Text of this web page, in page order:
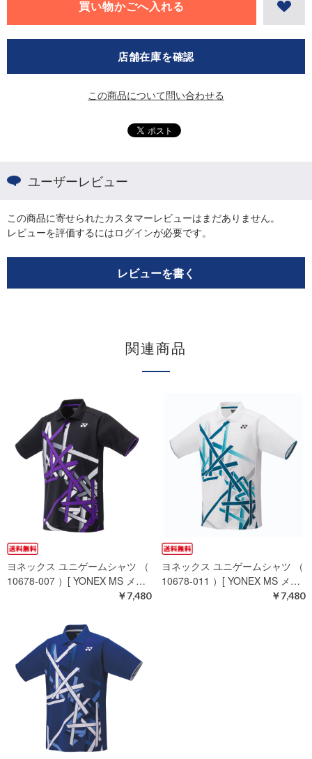
店舗在庫を確認
この商品について問い合わせる
ユーザーレビュー
この商品に寄せられたカスタマーレビューはまだありません。
レビューを評価するにはログインが必要です。
レビューを書く
関連商品
ヨネックス ユニゲームシャツ （
10678-007 ）[ YONEX MS メ…
￥7,480
ヨネックス ユニゲームシャツ （
10678-011 ）[ YONEX MS メ…
￥7,480